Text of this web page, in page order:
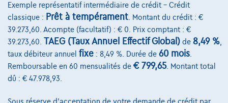
Exemple représentatif intermédiaire de crédit – Crédit
classique : Prêt à tempérament . Montant du crédit : €
39.273,60. Acompte (facultatif) : € 0. Prix comptant : €
39.273,60. TAEG (Taux Annuel Effectif Global) de 8,49 %
taux débiteur annuel fixe : 8,49 %. Durée de 60 mois
Remboursable en 60 mensualités de € 799,65. Montant total
dû : € 47.978,93.
Sous réserve d'acceptation de votre demande de crédit par
Contact
@2024 TCS Mobility SA/NV Copyright
Conditions Générales